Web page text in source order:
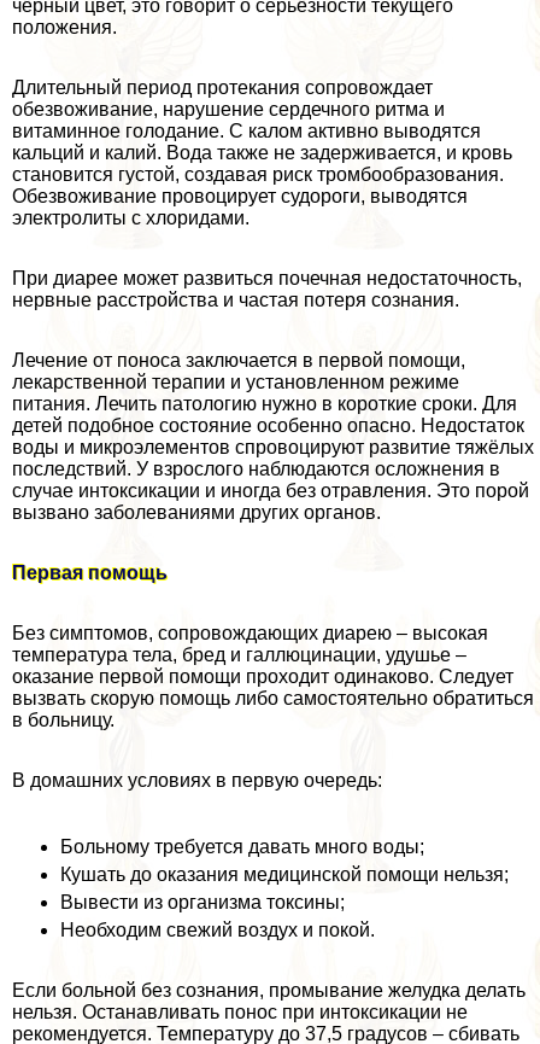
чёрный цвет, это говорит о серьёзности текущего
положения.
Длительный период протекания сопровождает
обезвоживание, нарушение сердечного ритма и
витаминное голодание. С калом активно выводятся
кальций и калий. Вода также не задерживается, и кровь
становится густой, создавая риск тромбообразования.
Обезвоживание провоцирует судороги, выводятся
электролиты с хлоридами.
При диарее может развиться почечная недостаточность,
нервные расстройства и частая потеря сознания.
Лечение от поноса заключается в первой помощи,
лекарственной терапии и установленном режиме
питания. Лечить патологию нужно в короткие сроки. Для
детей подобное состояние особенно опасно. Недостаток
воды и микроэлементов спровоцируют развитие тяжёлых
последствий. У взрослого наблюдаются осложнения в
случае интоксикации и иногда без отравления. Это порой
вызвано заболеваниями других органов.
Первая помощь
Без симптомов, сопровождающих диарею – высокая
температура тела, бред и галлюцинации, удушье –
оказание первой помощи проходит одинаково. Следует
вызвать скорую помощь либо самостоятельно обратиться
в больницу.
В домашних условиях в первую очередь:
Больному требуется давать много воды;
Кушать до оказания медицинской помощи нельзя;
Вывести из организма токсины;
Необходим свежий воздух и покой.
Если больной без сознания, промывание желудка делать
нельзя. Останавливать понос при интоксикации не
рекомендуется. Температуру до 37,5 градусов – сбивать